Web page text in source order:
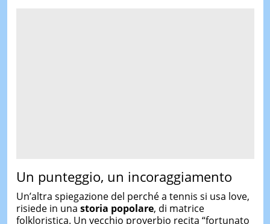
Un punteggio, un incoraggiamento
Un’altra spiegazione del perché a tennis si usa love,
risiede in una storia popolare, di matrice
folkloristica. Un vecchio proverbio recita “fortunato